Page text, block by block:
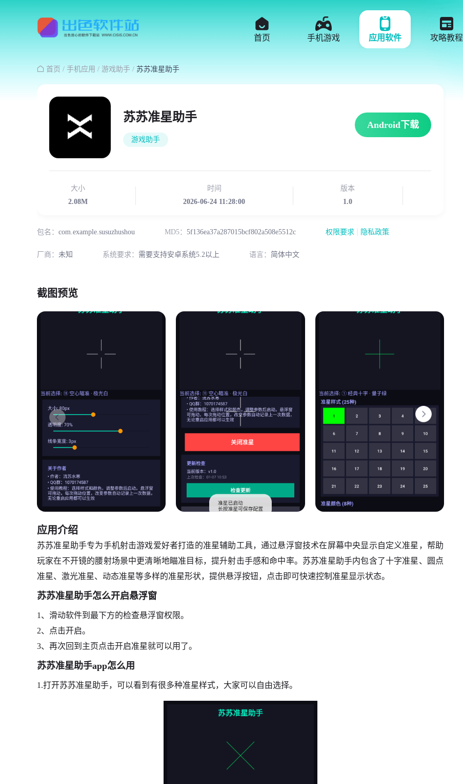
首页 手机游戏 应用软件 攻略教程
 首页 / 手机应用 / 游戏助手 / 苏苏准星助手
苏苏准星助手
游戏助手
Android下载
大小
2.08M
时间
2026-06-24 11:28:00
版本
1.0
包名： com.example.susuzhushou MD5： 5f136ea37a287015bcf802a508e5512c 权限要求 隐私政策
厂商： 未知 系统要求： 需要支持安卓系统5.2以上 语言： 简体中文
截图预览
应用介绍
苏苏准星助手专为手机射击游戏爱好者打造的准星辅助工具，通过悬浮窗技术在屏幕中央显示自定义准星，帮助
玩家在不开镜的腰射场景中更清晰地瞄准目标，提升射击手感和命中率。苏苏准星助手内包含了十字准星、圆点
准星、激光准星、动态准星等多样的准星形状，提供悬浮按钮，点击即可快速控制准星显示状态。
苏苏准星助手怎么开启悬浮窗
1、滑动软件到最下方的检查悬浮窗权限。
2、点击开启。
3、再次回到主页点击开启准星就可以用了。
苏苏准星助手app怎么用
1.打开苏苏准星助手，可以看到有很多种准星样式，大家可以自由选择。